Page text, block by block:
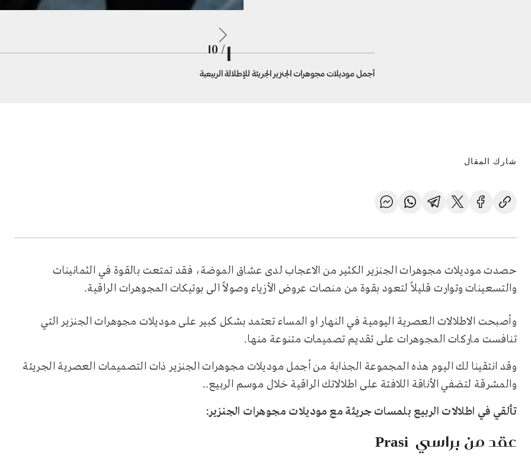
أجمل موديلات مجوهرات الجنزير الجريئة للإطلالة الربيعية
1
/ 10
شارك المقال
حصدت موديلات مجوهرات الجنزير الكثير من الاعجاب لدى عشاق الموضة، فقد تمتعت بالقوة في الثمانينات
والتسعينات وتوارت قليلاً لتعود بقوة من منصات عروض الأزياء وصولاً الى بوتيكات المجوهرات الراقية.
وأصبحت الاطلالات العصرية اليومية في النهار او المساء تعتمد بشكل كبير على موديلات مجوهرات الجنزير التي
تنافست ماركات المجوهرات على تقديم تصميمات متنوعة منها.
وقد انتقينا لك اليوم هذه المجموعة الجذابة من أجمل موديلات مجوهرات الجنزير ذات التصميمات العصرية الجريئة
والمشرقة لتضفي الأناقة اللافتة على اطلالاتك الراقية خلال موسم الربيع..
تألقي في اطلالات الربيع بلمسات جريئة مع موديلات مجوهرات الجنزير:
عقد من براسي Prasi